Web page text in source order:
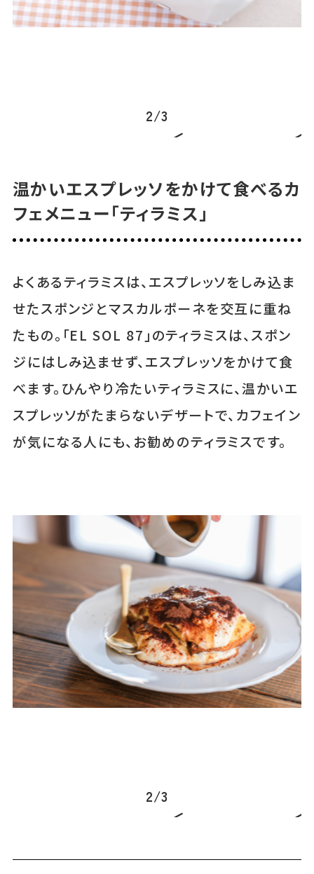
2/3
温かいエスプレッソをかけて食べるカ
フェメニュー「ティラミス」
よくあるティラミスは、エスプレッソをしみ込ま
せたスポンジとマスカルポーネを交互に重ね
たもの。「EL SOL 87」のティラミスは、スポン
ジにはしみ込ませず、エスプレッソをかけて食
べます。ひんやり冷たいティラミスに、温かいエ
スプレッソがたまらないデザートで、カフェイン
が気になる人にも、お勧めのティラミスです。
2/3